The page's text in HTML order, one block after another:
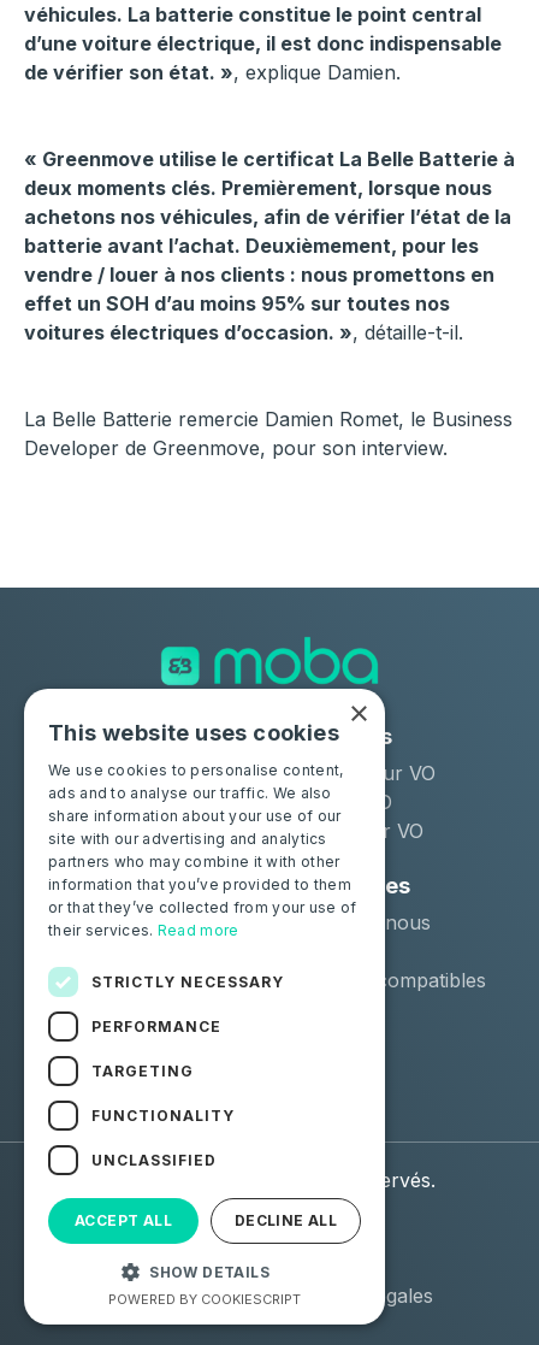
véhicules. La batterie constitue le point central
d’une voiture électrique, il est donc indispensable
de vérifier son état. », explique Damien.
« Greenmove utilise le certificat La Belle Batterie à
deux moments clés. Premièrement, lorsque nous
achetons nos véhicules, afin de vérifier l’état de la
batterie avant l’achat. Deuxièmement, pour les
vendre / louer à nos clients : nous promettons en
effet un SOH d’au moins 95% sur toutes nos
voitures électriques d’occasion. », détaille-t-il.
La Belle Batterie remercie Damien Romet, le Business
Developer de Greenmove, pour son interview.
Solutions
Moba Certify Pro
Boutique
Industries
Remarketeur VO
Loueur LLD
Distributeur VO
Particuliers
Certifiez votre batterie
Ressources
Contactez-nous
Véhicules compatibles
Suivez-nous
Facebook
Linkedin
© 2026 Moba. Tous droits réservés.
Données personnelles
CGU
CGV Mentions Légales
×
This website uses cookies
We use cookies to personalise content,
ads and to analyse our traffic. We also
share information about your use of our
site with our advertising and analytics
partners who may combine it with other
information that you’ve provided to them
or that they’ve collected from your use of
their services. Read more
STRICTLY NECESSARY
PERFORMANCE
TARGETING
FUNCTIONALITY
UNCLASSIFIED
ACCEPT ALL DECLINE ALL
SHOW DETAILS
POWERED BY COOKIESCRIPT